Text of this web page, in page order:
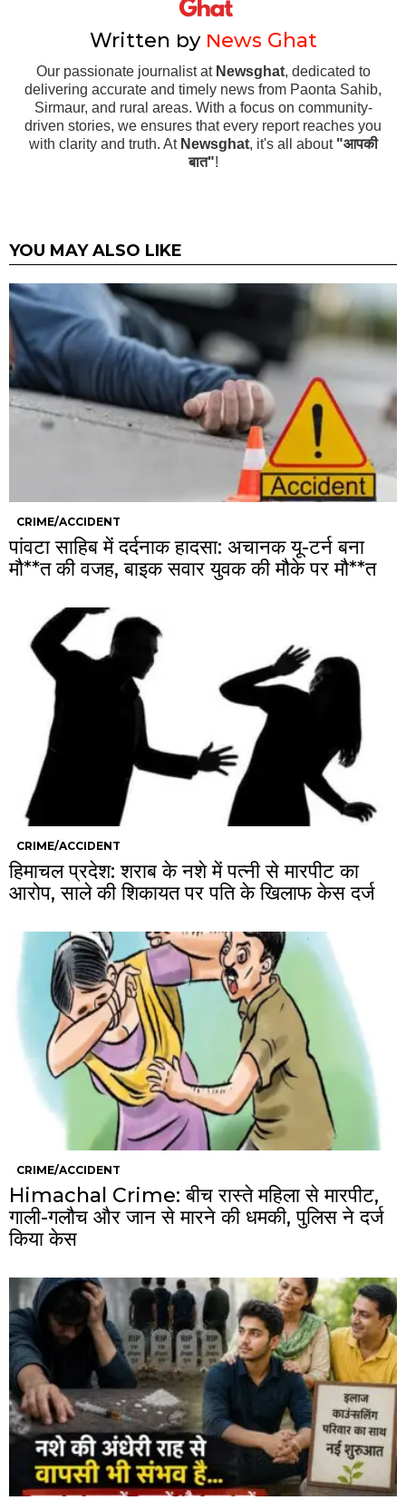
Written by News Ghat
Our passionate journalist at Newsghat, dedicated to
delivering accurate and timely news from Paonta Sahib,
Sirmaur, and rural areas. With a focus on community-
driven stories, we ensures that every report reaches you
with clarity and truth. At Newsghat, it's all about "आपकी
बात"!
YOU MAY ALSO LIKE
CRIME/ACCIDENT
पांवटा साहिब में दर्दनाक हादसा: अचानक यू-टर्न बना
मौ**त की वजह, बाइक सवार युवक की मौके पर मौ**त
CRIME/ACCIDENT
हिमाचल प्रदेश: शराब के नशे में पत्नी से मारपीट का
आरोप, साले की शिकायत पर पति के खिलाफ केस दर्ज
CRIME/ACCIDENT
Himachal Crime: बीच रास्ते महिला से मारपीट,
गाली-गलौच और जान से मारने की धमकी, पुलिस ने दर्ज
किया केस